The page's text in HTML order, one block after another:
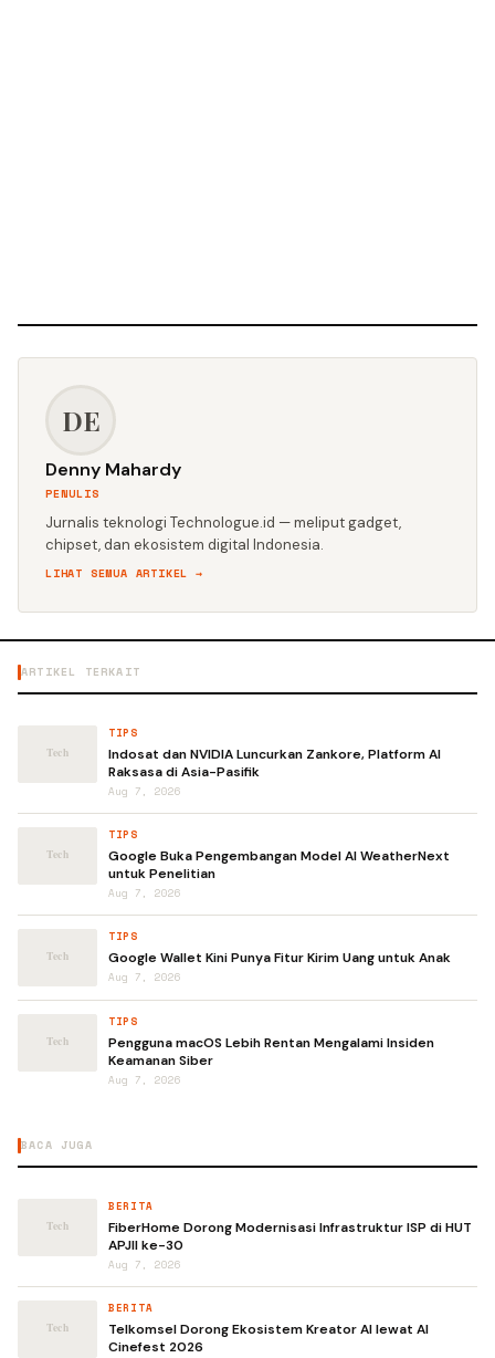
DE
Denny Mahardy
PENULIS
Jurnalis teknologi Technologue.id — meliput gadget,
chipset, dan ekosistem digital Indonesia.
LIHAT SEMUA ARTIKEL →
ARTIKEL TERKAIT
TIPS
Indosat dan NVIDIA Luncurkan Zankore, Platform AI
Raksasa di Asia-Pasifik
Aug 7, 2026
TIPS
Google Buka Pengembangan Model AI WeatherNext
untuk Penelitian
Aug 7, 2026
TIPS
Google Wallet Kini Punya Fitur Kirim Uang untuk Anak
Aug 7, 2026
TIPS
Pengguna macOS Lebih Rentan Mengalami Insiden
Keamanan Siber
Aug 7, 2026
BACA JUGA
BERITA
FiberHome Dorong Modernisasi Infrastruktur ISP di HUT
APJII ke-30
Aug 7, 2026
BERITA
Telkomsel Dorong Ekosistem Kreator AI lewat AI
Cinefest 2026